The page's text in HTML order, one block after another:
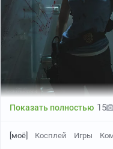
Показать полностью 15
[моё] Косплей Игры